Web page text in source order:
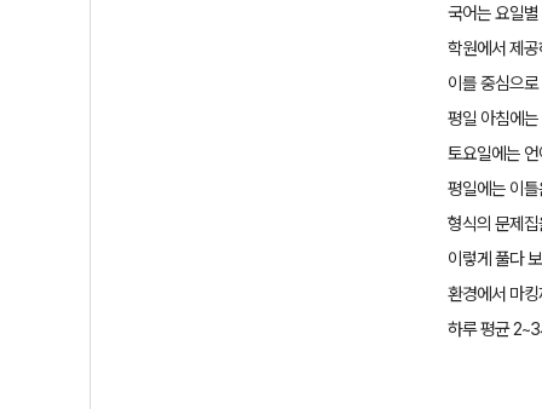
국어는 요일
학원에서 제
이를 중심으
평일 아침에
토요일에는
평일에는 이
형식의 문제
이렇게 풀다
환경에서 마
하루 평균2~3